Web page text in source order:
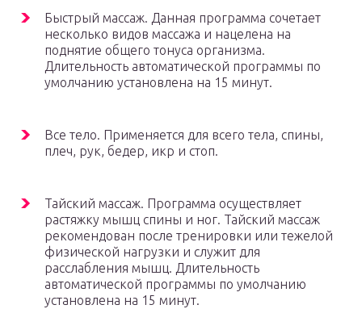
Быстрый массаж. Данная программа сочетает
несколько видов массажа и нацелена на
поднятие общего тонуса организма.
Длительность автоматической программы по
умолчанию установлена на 15 минут.
Все тело. Применяется для всего тела, спины,
плеч, рук, бедер, икр и стоп.
Тайский массаж. Программа осуществляет
растяжку мышц спины и ног. Тайский массаж
рекомендован после тренировки или тежелой
физической нагрузки и служит для
расслабления мышц. Длительность
автоматической программы по умолчанию
установлена на 15 минут.